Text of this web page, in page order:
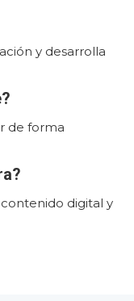
y desarrolla
de forma
digital y